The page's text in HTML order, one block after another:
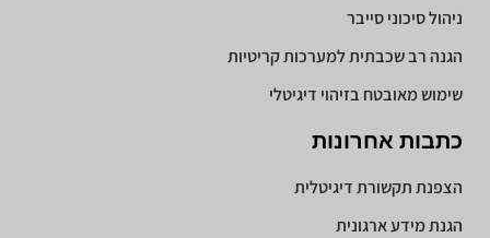
כתבות אחרונות
הצפנת תקשורת דיגיטלית
הגנת מידע ארגונית
ניהול סיכוני סייבר
הגנה רב שכבתית למערכות קריטיות
שימוש מאובטח בזיהוי דיגיטלי